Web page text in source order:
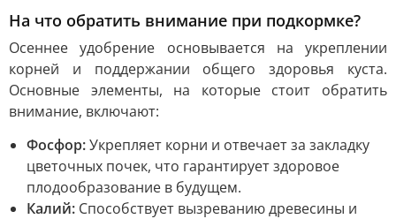
На что обратить внимание при подкормке?
Осеннее удобрение основывается на укреплении
корней и поддержании общего здоровья куста.
Основные элементы, на которые стоит обратить
внимание, включают:
Фосфор:Укрепляет корни и отвечает за закладку
цветочных почек, что гарантирует здоровое
плодообразование в будущем.
Калий: Способствует вызреванию древесины и